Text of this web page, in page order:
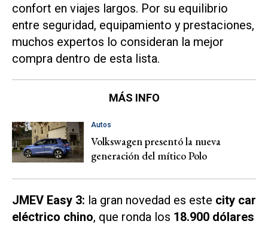
confort en viajes largos. Por su equilibrio
entre seguridad, equipamiento y prestaciones,
muchos expertos lo consideran la mejor
compra dentro de esta lista.
MÁS INFO
Autos
Volkswagen presentó la nueva
generación del mítico Polo
JMEV Easy 3: la gran novedad es este city car
eléctrico chino, que ronda los 18.900 dólares